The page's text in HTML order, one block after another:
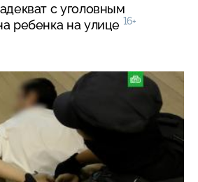
с уголовным
ребенка на улице 16+